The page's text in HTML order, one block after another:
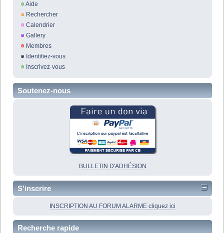
Aide
Rechercher
Calendrier
Gallery
Membres
Identifiez-vous
Inscrivez-vous
Soutenez-nous
BULLETIN D'ADHÉSION
S'inscrire
INSCRIPTION AU FORUM ALARME cliquez ici
Recherche rapide